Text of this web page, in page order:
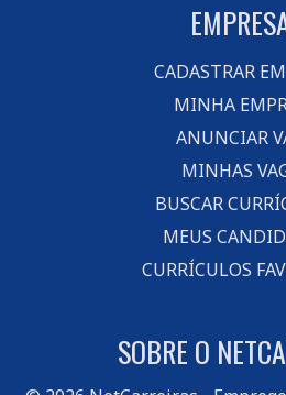
CADASTRAR
MINHA
ANUNCIAR
MINHAS
BUSCAR
MEUS
CURRÍCULOS
SOBRE O